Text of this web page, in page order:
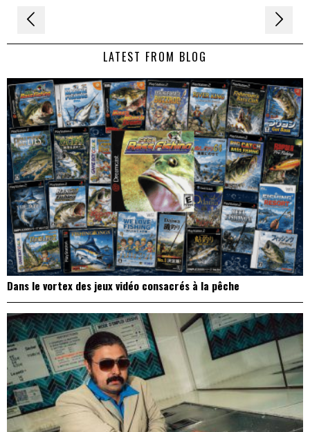
Navigation
de LATEST FROM BLOG
Dans le vortex des jeux vidéo consacrés à la pêche